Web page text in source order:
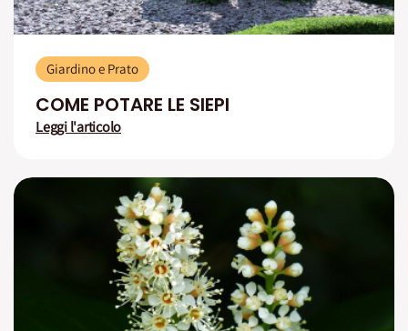
Giardino e Prato
COME POTARE LE SIEPI
Leggi l'articolo